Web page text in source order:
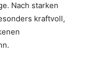
Nach starken
kraftvoll,